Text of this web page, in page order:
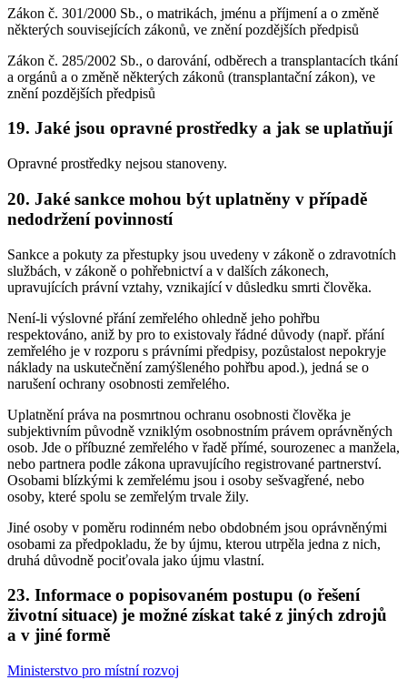
Zákon č. 301/2000 Sb., o matrikách, jménu a příjmení a o změně
některých souvisejících zákonů, ve znění pozdějších předpisů
Zákon č. 285/2002 Sb., o darování, odběrech a transplantacích tkání
a orgánů a o změně některých zákonů (transplantační zákon), ve
znění pozdějších předpisů
19. Jaké jsou opravné prostředky a jak se uplatňují
Opravné prostředky nejsou stanoveny.
20. Jaké sankce mohou být uplatněny v případě
nedodržení povinností
Sankce a pokuty za přestupky jsou uvedeny v zákoně o zdravotních
službách, v zákoně o pohřebnictví a v dalších zákonech,
upravujících právní vztahy, vznikající v důsledku smrti člověka.
Není-li výslovné přání zemřelého ohledně jeho pohřbu
respektováno, aniž by pro to existovaly řádné důvody (např. přání
zemřelého je v rozporu s právními předpisy, pozůstalost nepokryje
náklady na uskutečnění zamýšleného pohřbu apod.), jedná se o
narušení ochrany osobnosti zemřelého.
Uplatnění práva na posmrtnou ochranu osobnosti člověka je
subjektivním původně vzniklým osobnostním právem oprávněných
osob. Jde o příbuzné zemřelého v řadě přímé, sourozenec a manžela,
nebo partnera podle zákona upravujícího registrované partnerství.
Osobami blízkými k zemřelému jsou i osoby sešvagřené, nebo
osoby, které spolu se zemřelým trvale žily.
Jiné osoby v poměru rodinném nebo obdobném jsou oprávněnými
osobami za předpokladu, že by újmu, kterou utrpěla jedna z nich,
druhá důvodně pociťovala jako újmu vlastní.
23. Informace o popisovaném postupu (o řešení
životní situace) je možné získat také z jiných zdrojů
a v jiné formě
Ministerstvo pro místní rozvoj